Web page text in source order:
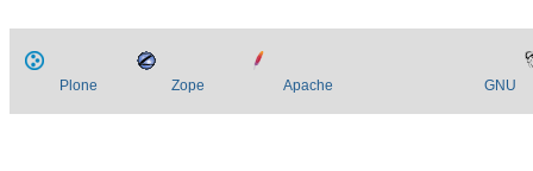
Plone Zope Apache GNU